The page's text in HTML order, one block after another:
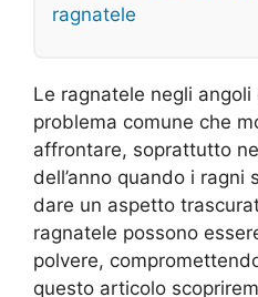
ragnatele
Le ragnatele negli
problema comune che
affrontare, soprattutto
dell’anno quando i ragni
dare un aspetto
ragnatele possono
polvere,
questo articolo